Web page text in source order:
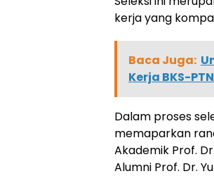
kerja yang
Baca Juga:
Kerja BKS-PTN
Dalam proses
memaparkan
Akademik Prof.
Alumni Prof. Dr.